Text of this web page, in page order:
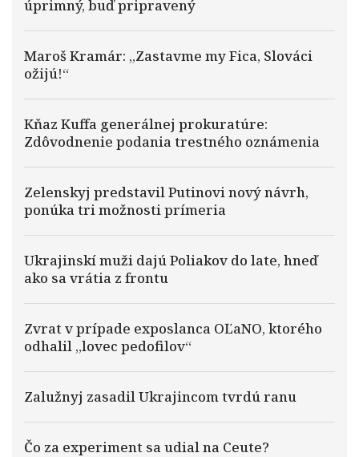
úprimný, buď pripravený
Maroš Kramár: „Zastavme my Fica, Slováci
ožijú!“
Kňaz Kuffa generálnej prokuratúre:
Zdôvodnenie podania trestného oznámenia
Zelenskyj predstavil Putinovi nový návrh,
ponúka tri možnosti prímeria
Ukrajinskí muži dajú Poliakov do late, hneď
ako sa vrátia z frontu
Zvrat v prípade exposlanca OĽaNO, ktorého
odhalil „lovec pedofilov“
Zalužnyj zasadil Ukrajincom tvrdú ranu
Čo za experiment sa udial na Ceute?